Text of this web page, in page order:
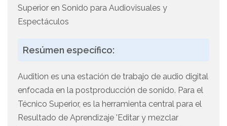
Superior en Sonido para Audiovisuales y
Espectáculos
Resúmen específico:
Audition es una estación de trabajo de audio digital
enfocada en la postproducción de sonido. Para el
Técnico Superior, es la herramienta central para el
Resultado de Aprendizaje 'Editar y mezclar